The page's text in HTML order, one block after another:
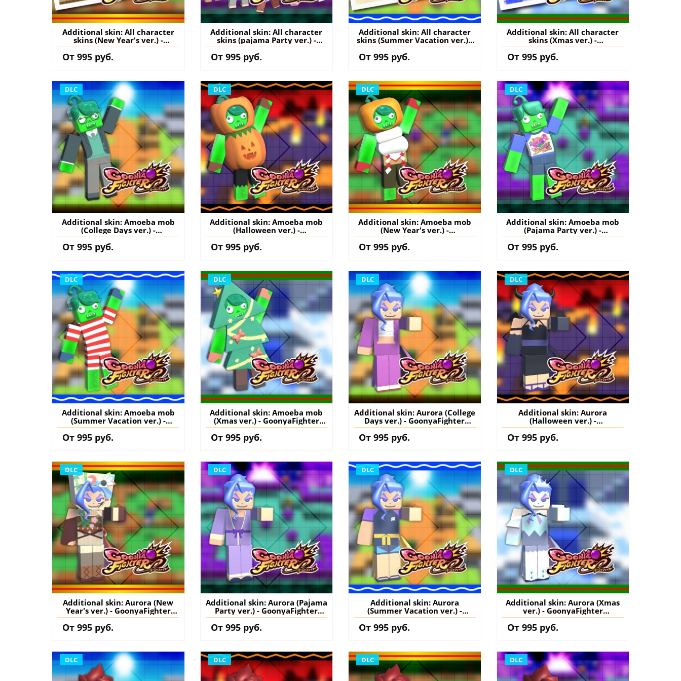
Additional skin: All character
skins (New Year's ver.) -
GoonyaFighter
JigglyHapticEdition PS5
(Турция) купить дополнение
От 995 руб.
Additional skin: All character
skins (pajama Party ver.) -
GoonyaFighter
JigglyHapticEdition PS5
(Турция) купить дополнение
От 995 руб.
Additional skin: All character
skins (Summer Vacation ver.) -
GoonyaFighter
JigglyHapticEdition PS5
(Турция) купить дополнение
От 995 руб.
Additional skin: All character
skins (Xmas ver.) -
GoonyaFighter
JigglyHapticEdition PS5
(Турция) купить дополнение
От 995 руб.
DLC
Additional skin: Amoeba mob
(College Days ver.) -
GoonyaFighter
JigglyHapticEdition PS5
(Турция) купить дополнение
От 995 руб.
DLC
Additional skin: Amoeba mob
(Halloween ver.) -
GoonyaFighter
JigglyHapticEdition PS5
(Турция) купить дополнение
От 995 руб.
DLC
Additional skin: Amoeba mob
(New Year's ver.) -
GoonyaFighter
JigglyHapticEdition PS5
(Турция) купить дополнение
От 995 руб.
DLC
Additional skin: Amoeba mob
(Pajama Party ver.) -
GoonyaFighter
JigglyHapticEdition PS5
(Турция) купить дополнение
От 995 руб.
DLC
Additional skin: Amoeba mob
(Summer Vacation ver.) -
GoonyaFighter
JigglyHapticEdition PS5
(Турция) купить дополнение
От 995 руб.
DLC
Additional skin: Amoeba mob
(Xmas ver.) - GoonyaFighter
JigglyHapticEdition PS5
(Турция) купить дополнение
на аккаунт
От 995 руб.
DLC
Additional skin: Aurora (College
Days ver.) - GoonyaFighter
JigglyHapticEdition PS5
(Турция) купить дополнение
на аккаунт
От 995 руб.
DLC
Additional skin: Aurora
(Halloween ver.) -
GoonyaFighter
JigglyHapticEdition PS5
(Турция) купить дополнение
От 995 руб.
DLC
Additional skin: Aurora (New
Year's ver.) - GoonyaFighter
JigglyHapticEdition PS5
(Турция) купить дополнение
на аккаунт
От 995 руб.
DLC
Additional skin: Aurora (Pajama
Party ver.) - GoonyaFighter
JigglyHapticEdition PS5
(Турция) купить дополнение
на аккаунт
От 995 руб.
DLC
Additional skin: Aurora
(Summer Vacation ver.) -
GoonyaFighter
JigglyHapticEdition PS5
(Турция) купить дополнение
От 995 руб.
DLC
Additional skin: Aurora (Xmas
ver.) - GoonyaFighter
JigglyHapticEdition PS5
(Турция) купить дополнение
на аккаунт
От 995 руб.
DLC DLC DLC DLC